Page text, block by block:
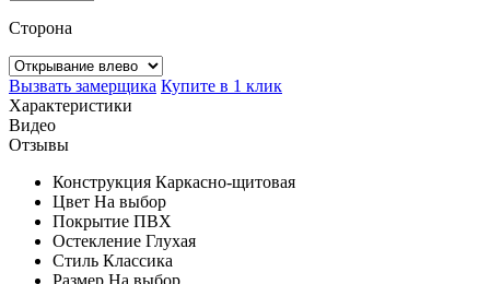
Сторона
Вызвать замерщика Купите в 1 клик
Характеристики
Видео
Отзывы
Конструкция Каркасно-щитовая
Цвет На выбор
Покрытие ПВХ
Остекление Глухая
Стиль Классика
Размер На выбор